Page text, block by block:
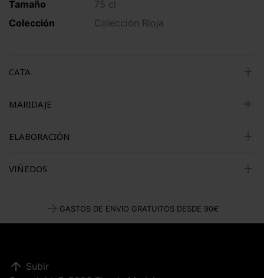
Tamaño
75 cl
Colección
Colección Rioja
CATA
MARIDAJE
ELABORACIÓN
VIÑEDOS
arrow_forward GASTOS DE ENVIO GRATUITOS DESDE 90€
arrow_upward Subir